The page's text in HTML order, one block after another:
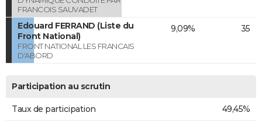
FRANCOIS SAUVADET
Edouard FERRAND (Liste du
Front National)
FRONT NATIONAL LES FRANCAIS
D'ABORD
9,09% 35
Participation au scrutin
Taux de participation 49,45%